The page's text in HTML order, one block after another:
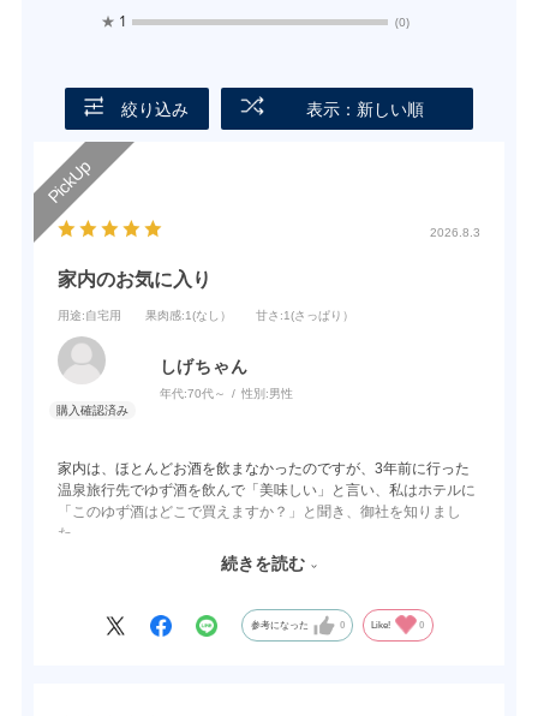
★ 1 (0)
絞り込み 表示：新しい順
2026.8.3
家内のお気に入り
用途:自宅用 果肉感:1(なし） 甘さ :1(さっぱり）
しげちゃん
年代:70代～ 性別:男性
家内は、ほとんどお酒を飲まなかったのですが、3年前に行った
温泉旅行先でゆず酒を飲んで「美味しい」と言い、私はホテルに
「このゆず酒はどこで買えますか？」と聞き、御社を知りまし
た。
帰ってから、すぐ御社のホームページより「あらごしゆず」を注
これからも「あらごしゆず」を作り続けてください。
続きを読む
参考になった 0 Like! 0